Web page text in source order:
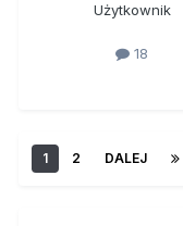
Użytkownik
18
1 2 DALEJ